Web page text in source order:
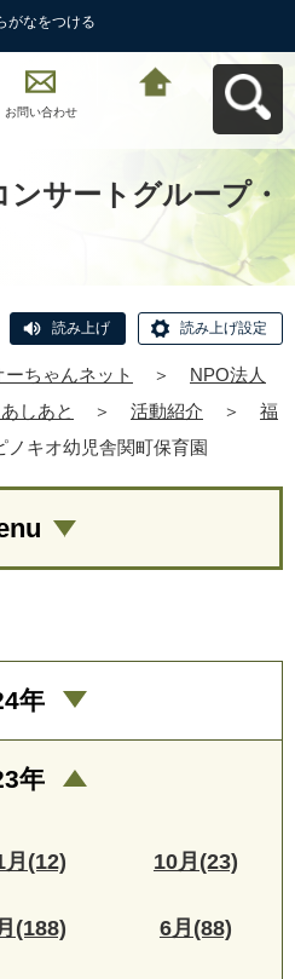
がなをつける
お問い合わせ
サートグループ・
読み上げ 読み上げ設定
ちゃんネット ＞
NPO法人
しあと
＞ 活動紹介 ＞
福
ノキオ幼児舎関町保育園
年
年
月(12) 10月(23)
(188) 6月(88)